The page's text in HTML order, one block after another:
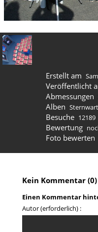
Erstellt am
Veröffentlicht
Abmessungen
Alben
Besuche 12189
Bewertung
Foto bewerten
Kein Kommentar (0)
Einen Kommentar
Autor (erforderlich) :